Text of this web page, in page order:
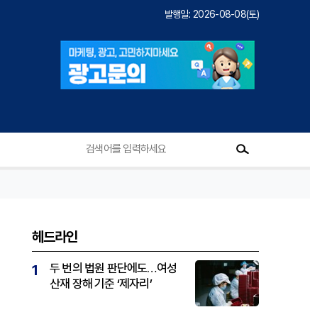
발행일: 2026-08-08(토)
헤드라인
1
두 번의 법원 판단에도…여성
산재 장해 기준 ‘제자리’